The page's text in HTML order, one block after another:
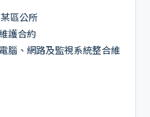
區公所
護合約
腦、網路及監視系統整合維